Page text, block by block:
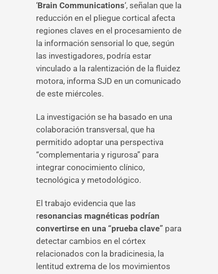
‘Brain Communications‘, señalan que la
reducción en el pliegue cortical afecta
regiones claves en el procesamiento de
la información sensorial lo que, según
las investigadores, podría estar
vinculado a la ralentización de la fluidez
motora, informa SJD en un comunicado
de este miércoles.
La investigación se ha basado en una
colaboración transversal, que ha
permitido adoptar una perspectiva
“complementaria y rigurosa” para
integrar conocimiento clínico,
tecnológica y metodológico.
El trabajo evidencia que las
resonancias magnéticas podrían
convertirse en una “prueba clave” para
detectar cambios en el córtex
relacionados con la bradicinesia, la
lentitud extrema de los movimientos